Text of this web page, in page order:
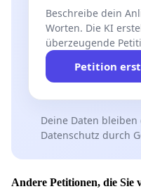
Beschreibe dein
Worten. Die KI
überzeugende
Petition
Deine Daten bleiben
Datenschutz durch
Andere Petitionen, die Sie